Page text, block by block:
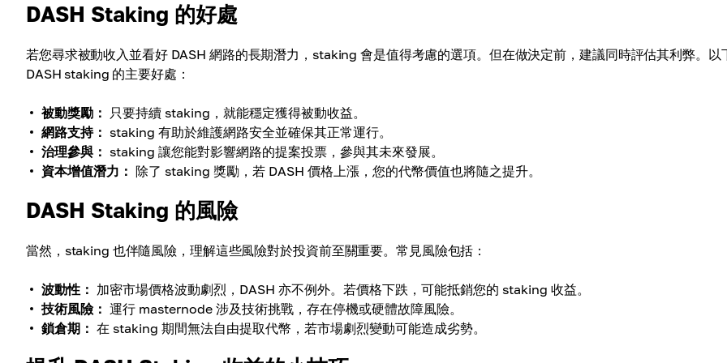
DASH Staking 的好處
若您尋求被動收入並看好 DASH 網路的長期潛力，staking 會是值得考慮的選項。但在做決定前，建議同時評估其利弊。以
DASH staking 的主要好處：
被動獎勵： 只要持續 staking，就能穩定獲得被動收益。
網路支持： staking 有助於維護網路安全並確保其正常運行。
治理參與： staking 讓您能對影響網路的提案投票，參與其未來發展。
資本增值潛力： 除了 staking 獎勵，若 DASH 價格上漲，您的代幣價值也將隨之提升。
DASH Staking 的風險
當然，staking 也伴隨風險，理解這些風險對於投資前至關重要。常見風險包括：
波動性： 加密市場價格波動劇烈，DASH 亦不例外。若價格下跌，可能抵銷您的 staking 收益。
技術風險： 運行 masternode 涉及技術挑戰，存在停機或硬體故障風險。
鎖倉期： 在 staking 期間無法自由提取代幣，若市場劇烈變動可能造成劣勢。